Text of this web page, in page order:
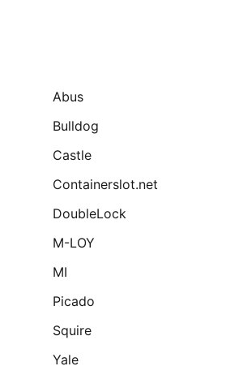
Abus
Bulldog
Castle
Containerslot.net
DoubleLock
M-LOY
MI
Picado
Squire
Yale